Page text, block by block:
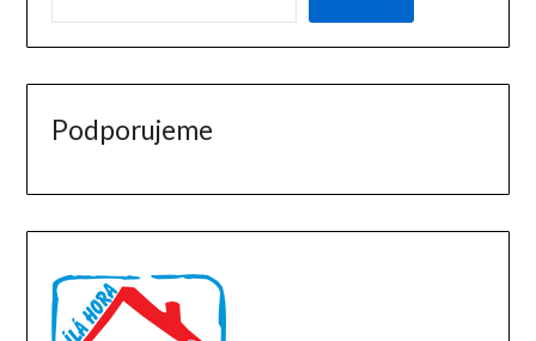
Podporujeme